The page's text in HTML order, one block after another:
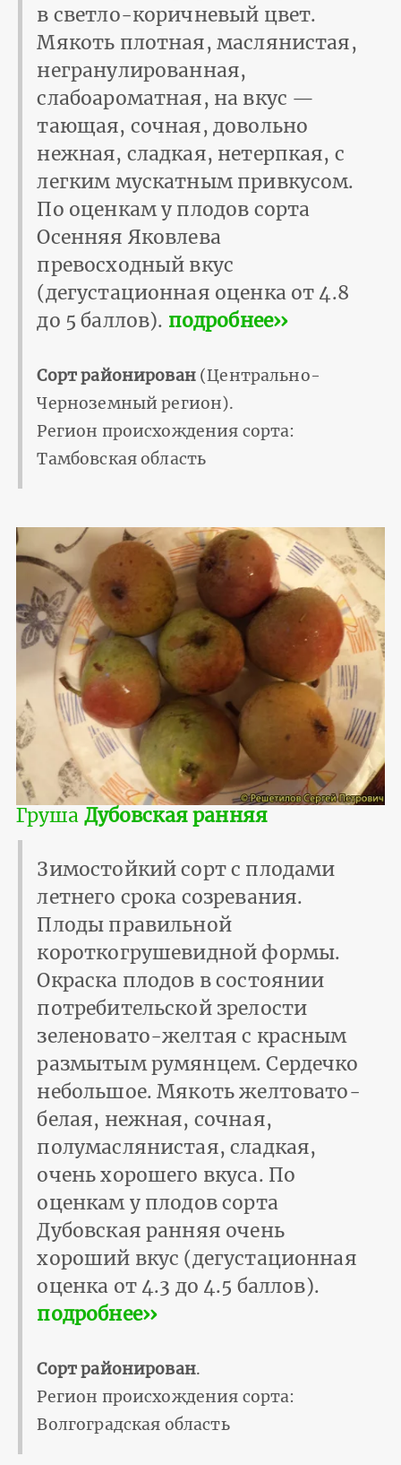
в светло-коричневый цвет.
Мякоть плотная, маслянистая,
негранулированная,
слабоароматная, на вкус —
тающая, сочная, довольно
нежная, сладкая, нетерпкая, с
легким мускатным привкусом.
По оценкам у плодов сорта
Осенняя Яковлева
превосходный вкус
(дегустационная оценка от 4.8
до 5 баллов). подробнее››
Сорт районирован(Центрально-
Черноземный регион).
Регион происхождения сорта:
Тамбовская область
Груша Дубовская ранняя
Зимостойкий сорт с плодами
летнего срока созревания.
Плоды правильной
короткогрушевидной формы.
Окраска плодов в состоянии
потребительской зрелости
зеленовато-желтая с красным
размытым румянцем. Сердечко
небольшое. Мякоть желтовато-
белая, нежная, сочная,
полумаслянистая, сладкая,
очень хорошего вкуса. По
оценкам у плодов сорта
Дубовская ранняя очень
хороший вкус (дегустационная
оценка от 4.3 до 4.5 баллов).
подробнее››
Сорт районирован.
Регион происхождения сорта:
Волгоградская область